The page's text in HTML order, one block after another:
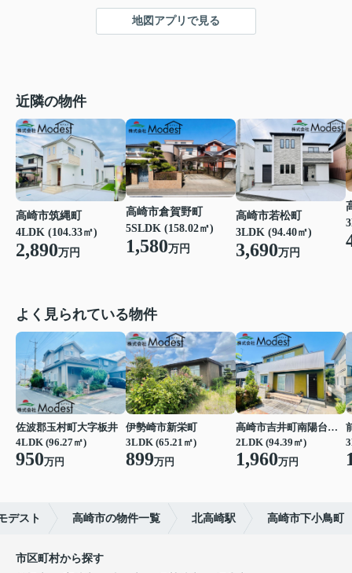
地図アプリで見る
近隣の物件
高崎市筑縄町
4LDK (104.33㎡)
2,890万円
高崎市倉賀野町
5SLDK (158.02㎡)
1,580万円
高崎市若松町
3LDK (94.40㎡)
3,690万円
よく見られている物件
佐波郡玉村町大字板井
4LDK (96.27㎡)
950万円
伊勢崎市新栄町
3LDK (65.21㎡)
899万円
高崎市吉井町南陽台２丁目
2LDK (94.39㎡)
1,960万円
デスト 高崎市の物件一覧 北高崎駅 高崎市下小鳥町
市区町村から探す